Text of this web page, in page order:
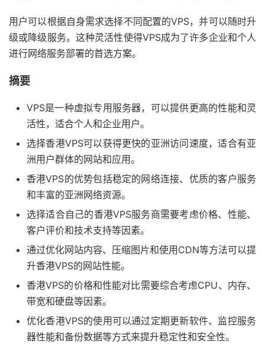
用户可以根据自身需求选择不同配置的VPS，并可以随时升
级或降级服务。这种灵活性使得VPS成为了许多企业和个人
进行网络服务部署的首选方案。
摘要
VPS是一种虚拟专用服务器，可以提供更高的性能和灵
活性，适合个人和企业用户。
选择香港VPS可以获得更快的亚洲访问速度，适合有亚
洲用户群体的网站和应用。
香港VPS的优势包括稳定的网络连接、优质的客户服务
和丰富的亚洲网络资源。
选择适合自己的香港VPS服务商需要考虑价格、性能、
客户评价和技术支持等因素。
通过优化网站内容、压缩图片和使用CDN等方法可以提
升香港VPS的网站性能。
香港VPS的价格和性能对比需要综合考虑CPU、内存、
带宽和硬盘等因素。
优化香港VPS的使用可以通过定期更新软件、监控服务
器性能和备份数据等方式来提升稳定性和安全性。